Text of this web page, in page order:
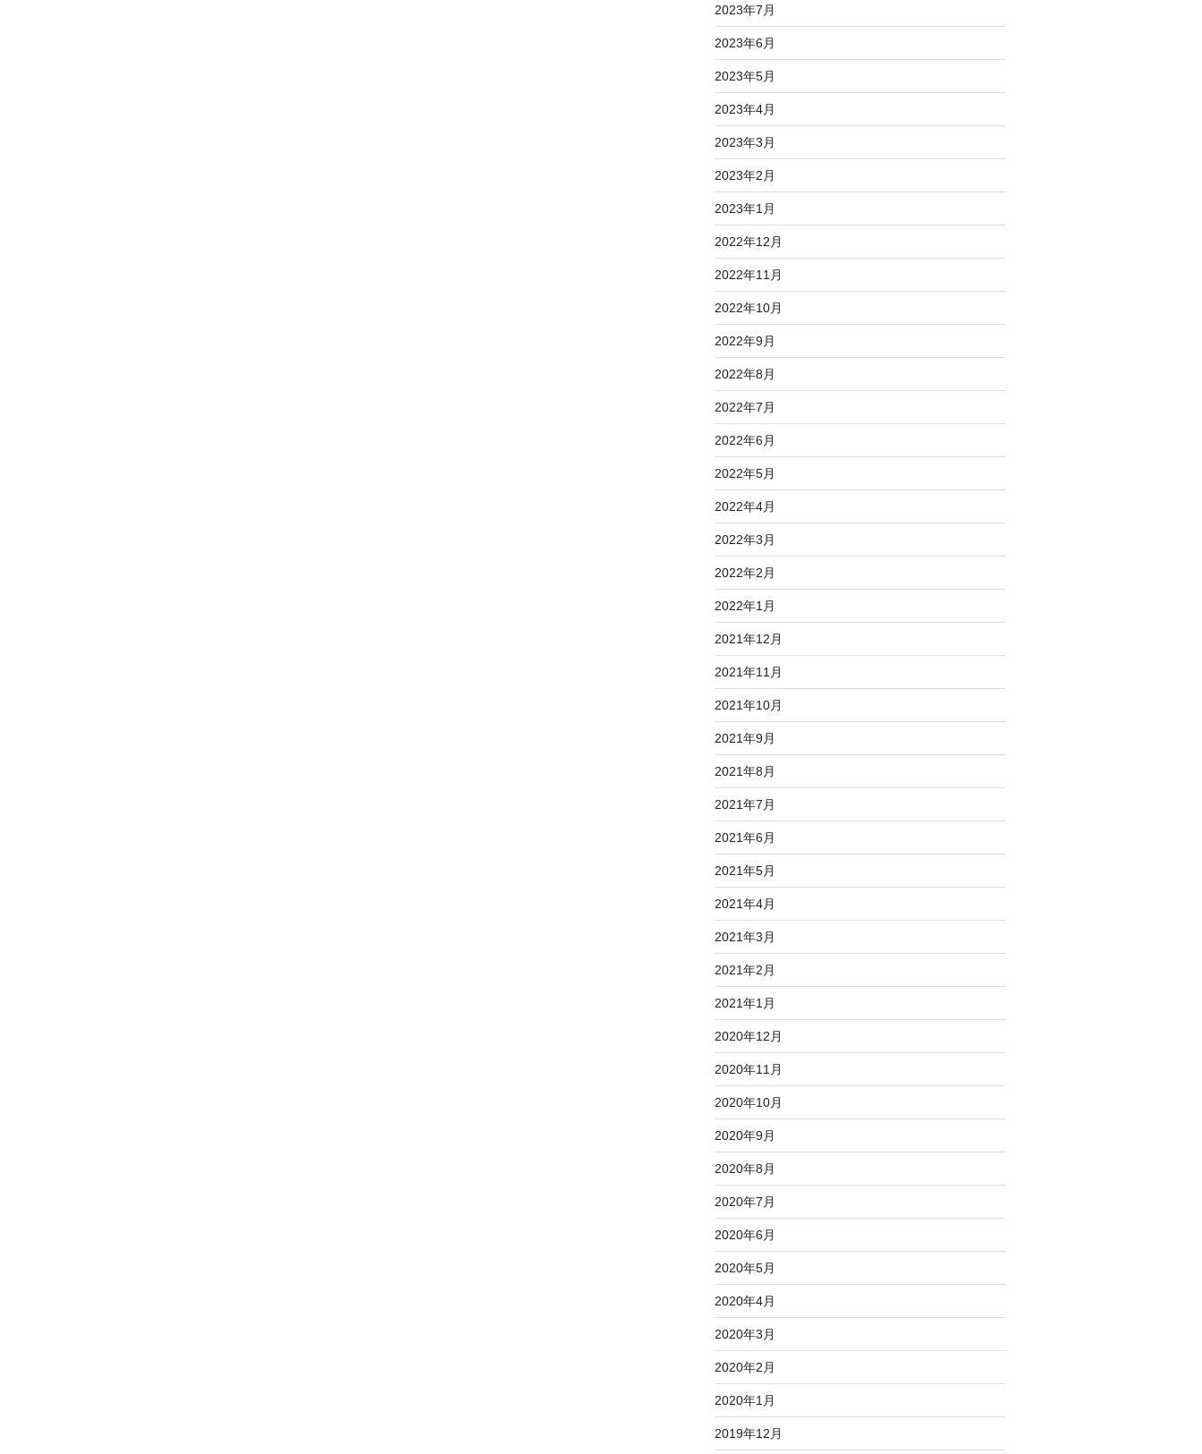
2023年7月
2023年6月
2023年5月
2023年4月
2023年3月
2023年2月
2023年1月
2022年12月
2022年11月
2022年10月
2022年9月
2022年8月
2022年7月
2022年6月
2022年5月
2022年4月
2022年3月
2022年2月
2022年1月
2021年12月
2021年11月
2021年10月
2021年9月
2021年8月
2021年7月
2021年6月
2021年5月
2021年4月
2021年3月
2021年2月
2021年1月
2020年12月
2020年11月
2020年10月
2020年9月
2020年8月
2020年7月
2020年6月
2020年5月
2020年4月
2020年3月
2020年2月
2020年1月
2019年12月